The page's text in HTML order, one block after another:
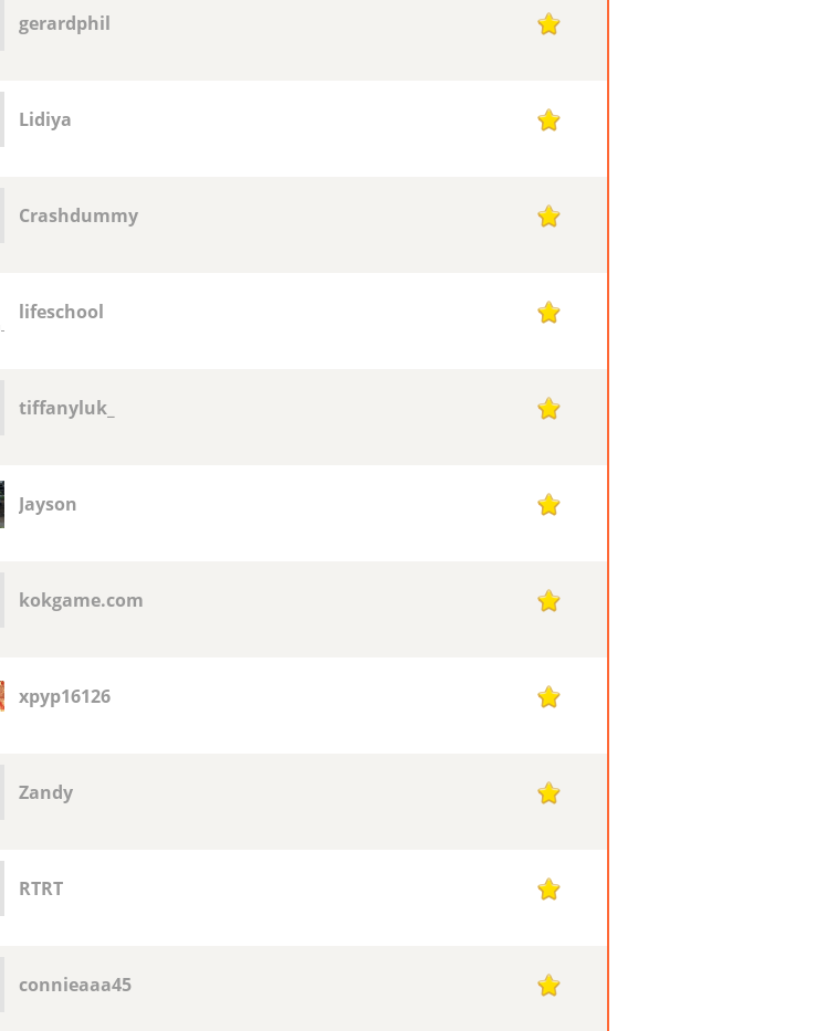
gerardphil 1
Lidiya 1
Crashdummy 1
lifeschool 1
tiffanyluk_ 1
Jayson 1
kokgame.com 1
xpyp16126 1
Zandy 1
RTRT 1
connieaaa45 1